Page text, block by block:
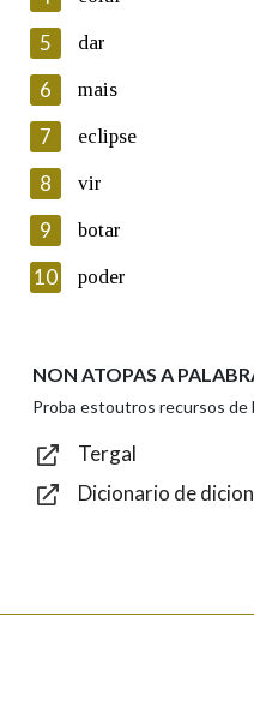
Lin e acepto as
Introduce o código que
Texto de verificación
Enviar
5 dar
6 mais
7 eclipse
8 vir
9 botar
10 poder
NON ATOPAS A
Proba estoutros recursos de
Tergal
Dicionario de